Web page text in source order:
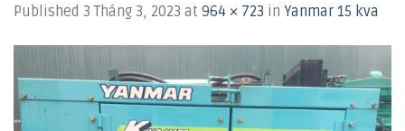
Published 3 Tháng 3, 2023 at 964 × 723 in Yanmar 15 kva